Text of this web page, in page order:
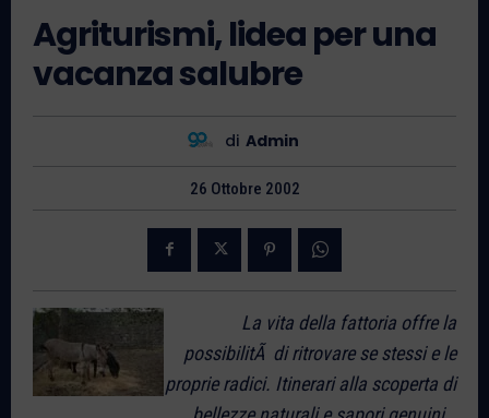
Agriturismi, lidea per una
vacanza salubre
di Admin
26 Ottobre 2002
La vita della fattoria offre la
possibilitÃ di ritrovare se stessi e le
proprie radici. Itinerari alla scoperta di